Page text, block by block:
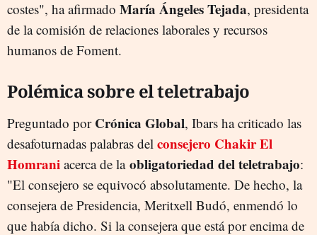
costes", ha afirmado María Ángeles Tejada, presidenta
de la comisión de relaciones laborales y recursos
humanos de Foment.
Polémica sobre el teletrabajo
Preguntado por Crónica Global, Ibars ha criticado las
desafoturnadas palabras del consejero Chakir El
Homrani acerca de la obligatoriedad del teletrabajo:
"El consejero se equivocó absolutamente. De hecho, la
consejera de Presidencia, Meritxell Budó, enmendó lo
que había dicho. Si la consejera que está por encima de